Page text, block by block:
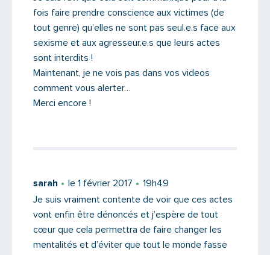
Saisissez le code
fois faire prendre conscience aux victimes (de
tout genre) qu’elles ne sont pas seul.e.s face aux
sexisme et aux agresseur.e.s que leurs actes
sont interdits !
Maintenant, je ne vois pas dans vos videos
comment vous alerter…
Merci encore !
sarah le 1 février 2017
19h49
Je suis vraiment contente de voir que ces actes
vont enfin être dénoncés et j’espère de tout
cœur que cela permettra de faire changer les
mentalités et d’éviter que tout le monde fasse